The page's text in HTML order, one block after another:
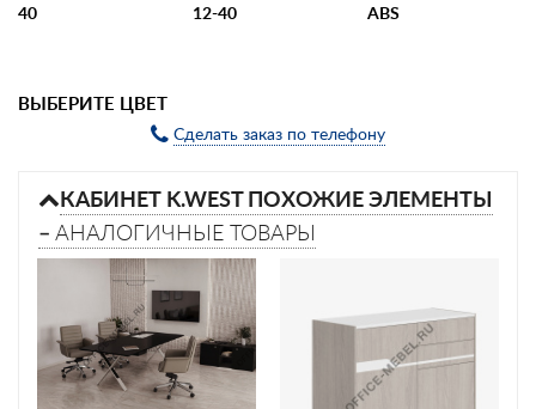
40 12-40 ABS
ВЫБЕРИТЕ ЦВЕТ
Сделать заказ по телефону
КАБИНЕТ K.WEST ПОХОЖИЕ ЭЛЕМЕНТЫ
– АНАЛОГИЧНЫЕ ТОВАРЫ